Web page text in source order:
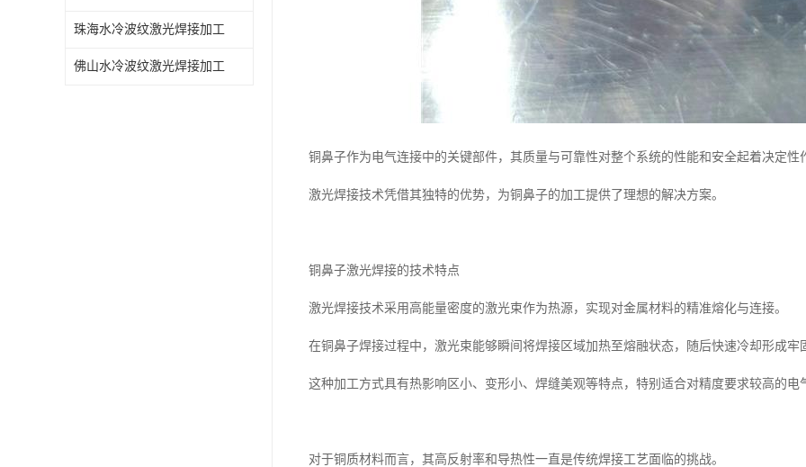
珠海水冷波纹激光焊接加工
佛山水冷波纹激光焊接加工
铜鼻子作为电气连接中的关键部件，其质量与可靠性对整个系统的性能和安全起着决定性
激光焊接技术凭借其独特的优势，为铜鼻子的加工提供了理想的解决方案。
铜鼻子激光焊接的技术特点
激光焊接技术采用高能量密度的激光束作为热源，实现对金属材料的精准熔化与连接。
在铜鼻子焊接过程中，激光束能够瞬间将焊接区域加热至熔融状态，随后快速冷却形成牢
这种加工方式具有热影响区小、变形小、焊缝美观等特点，特别适合对精度要求较高的电
对于铜质材料而言，其高反射率和导热性一直是传统焊接工艺面临的挑战。